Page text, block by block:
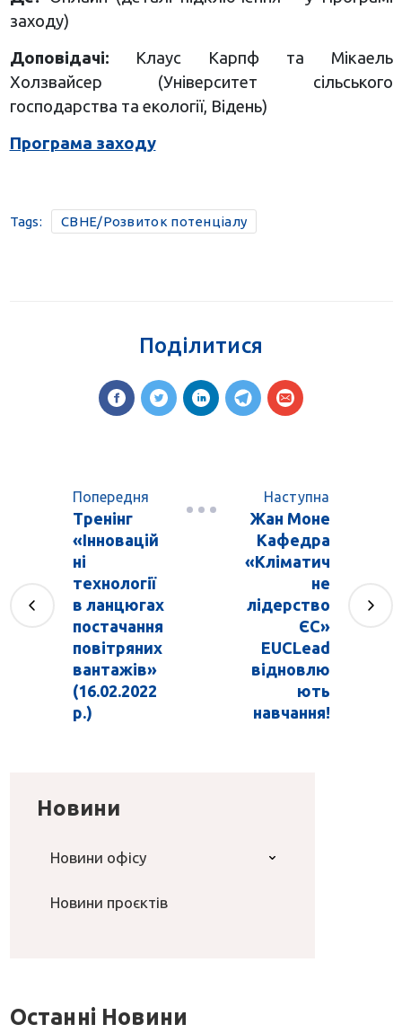
заходу)
Доповідачі: Клаус Карпф та Мікаель
Холзвайсер (Університет сільського
господарства та екології, Відень)
Програма заходу
Tags: CBHE/Розвиток потенціалу
Поділитися
Попередня
Тренінг
«Інновацій
ні
технології
в ланцюгах
постачання
повітряних
вантажів»
(16.02.2022
р.)
Наступна
Жан Моне
Кафедра
«Кліматич
не
лідерство
ЄС»
EUCLead
відновлю
ють
навчання!
Новини
Новини офісу
Новини проєктів
Останні Новини